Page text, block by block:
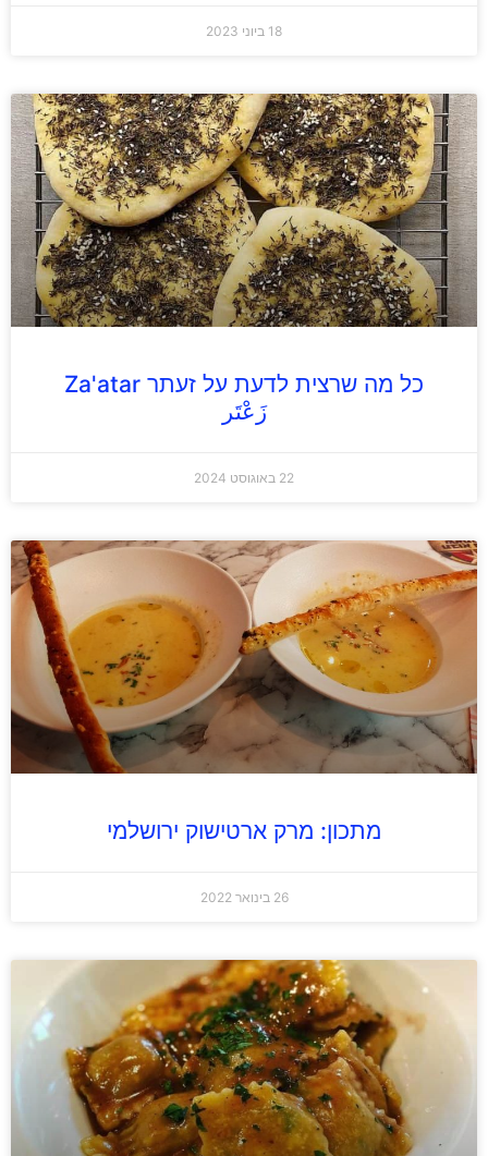
18 ביוני 2023
כל מה שרצית לדעת על זעתר Za'atar
زَعْتَر
22 באוגוסט 2024
מתכון: מרק ארטישוק ירושלמי
26 בינואר 2022